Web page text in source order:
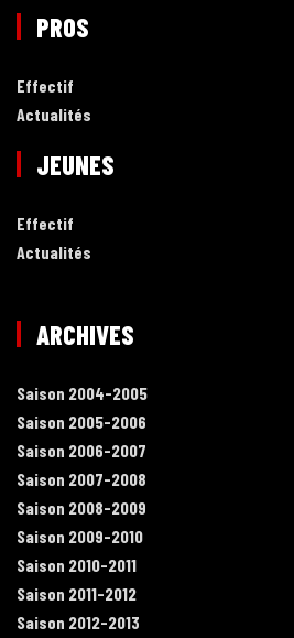
PROS
Effectif
Actualités
JEUNES
Effectif
Actualités
ARCHIVES
Saison 2004-2005
Saison 2005-2006
Saison 2006-2007
Saison 2007-2008
Saison 2008-2009
Saison 2009-2010
Saison 2010-2011
Saison 2011-2012
Saison 2012-2013